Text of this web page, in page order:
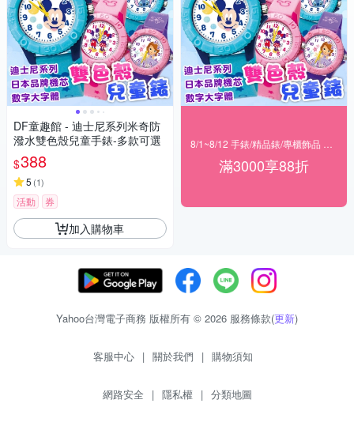
DF童趣館 - 迪士尼系列米奇防
潑水雙色殼兒童手錶-多款可選
$388
5 (1)
活動 券
加入購物車
滿3000享88折
Yahoo台灣電子商務 版權所有 © 2026 服務條款(更新)
客服中心 | 關於我們 | 購物須知
網路安全 | 隱私權 | 分類地圖